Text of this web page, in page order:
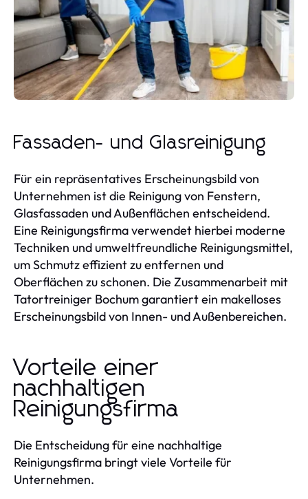
Fassaden- und Glasreinigung
Für ein repräsentatives Erscheinungsbild von
Unternehmen ist die Reinigung von Fenstern,
Glasfassaden und Außenflächen entscheidend.
Eine Reinigungsfirma verwendet hierbei moderne
Techniken und umweltfreundliche Reinigungsmittel,
um Schmutz effizient zu entfernen und
Oberflächen zu schonen. Die Zusammenarbeit mit
Tatortreiniger Bochum garantiert ein makelloses
Erscheinungsbild von Innen- und Außenbereichen.
Vorteile einer
nachhaltigen
Reinigungsfirma
Die Entscheidung für eine nachhaltige
Reinigungsfirma bringt viele Vorteile für
Unternehmen.